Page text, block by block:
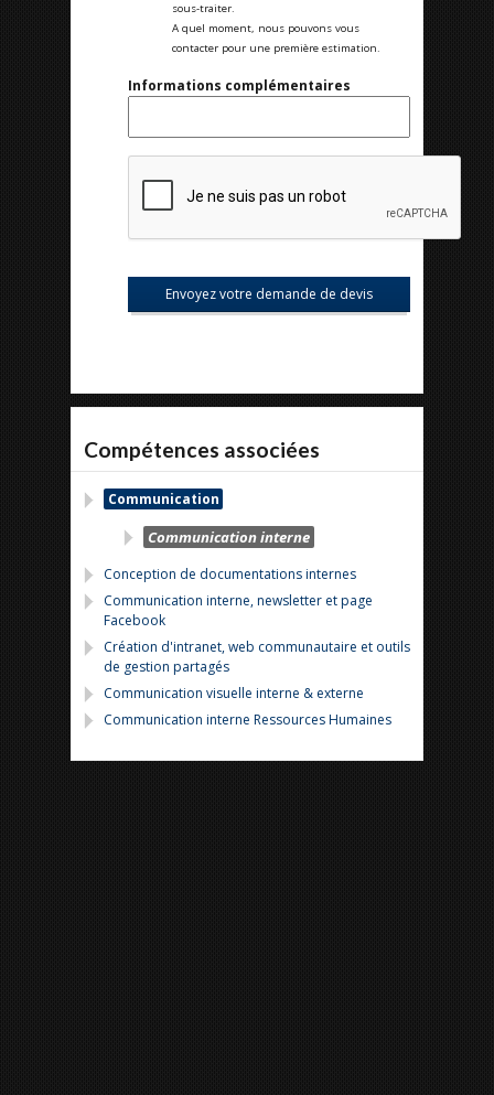
sous-traiter.
A quel moment, nous pouvons vous
contacter pour une première estimation.
Informations complémentaires
Compétences associées
Communication
Communication interne
Conception de documentations internes
Communication interne, newsletter et page
Facebook
Création d'intranet, web communautaire et outils
de gestion partagés
Communication visuelle interne & externe
Communication interne Ressources Humaines